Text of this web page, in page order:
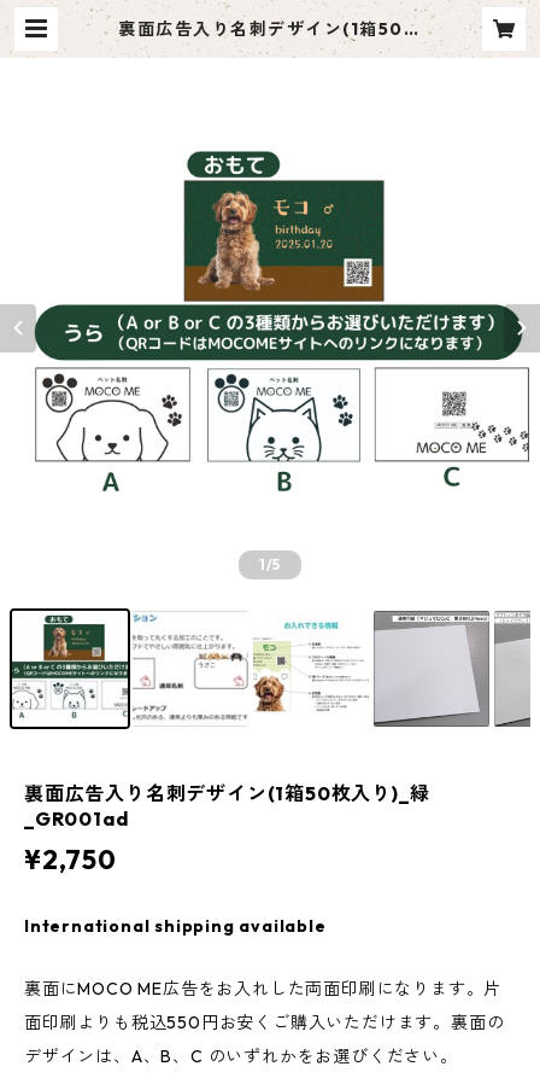
裏面広告入り名刺デザイン(1箱50枚
入り)_緑_GR001ad | ペット名刺
1/5
裏面広告入り名刺デザイン(1箱50枚入り)_緑
_GR001ad
¥2,750
International shipping available
裏面にMOCO ME広告をお入れした両面印刷になります。片
面印刷よりも税込550円お安くご購入いただけます。裏面の
デザインは、A、B、C のいずれかをお選びください。